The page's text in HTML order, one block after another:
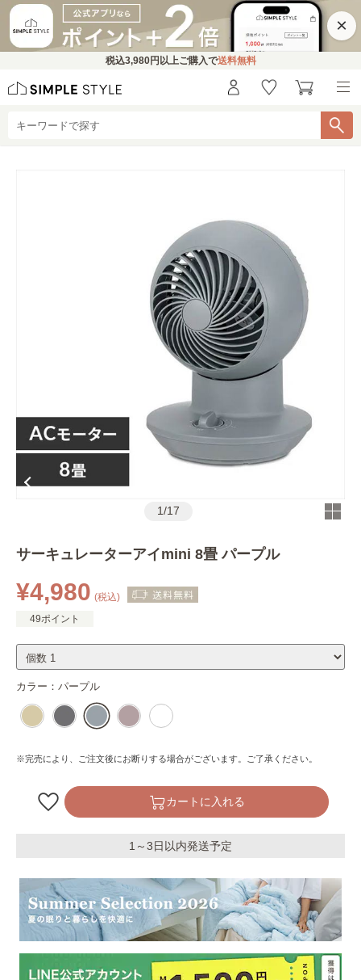
×
税込3,980円 以上ご購入で送料無料
1/17
サーキュレーターアイmini 8畳 パープル
¥4,980 (税込)
49ポイント
カラー： パープル
※完売により、ご注文後にお断りする場合がございます。ご了承ください。
カートに入れる
1～3日以内発送予定